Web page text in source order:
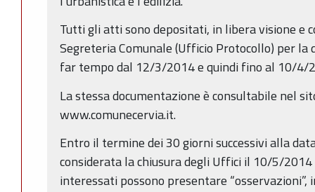
Tutti gli atti sono depositati, in libera visione e
Segreteria Comunale (Ufficio Protocollo) per la
far tempo dal 12/3/2014 e quindi fino al 10/4/
La stessa documentazione è consultabile nel
www.comunecervia.it.
Entro il termine dei 30 giorni successivi alla
considerata la chiusura degli Uffici il 10/5/
interessati possono presentare “osservazioni”,